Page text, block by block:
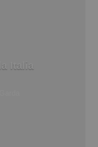
Italia